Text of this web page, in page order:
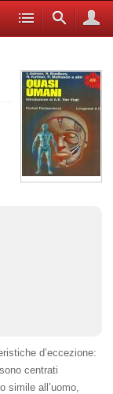
d’eccezione:
centrati
simile all’uomo,